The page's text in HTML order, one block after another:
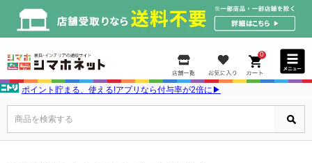
0
ポイント貯まる、使える!アプリなら付与率が2倍に▶
商品を検索する